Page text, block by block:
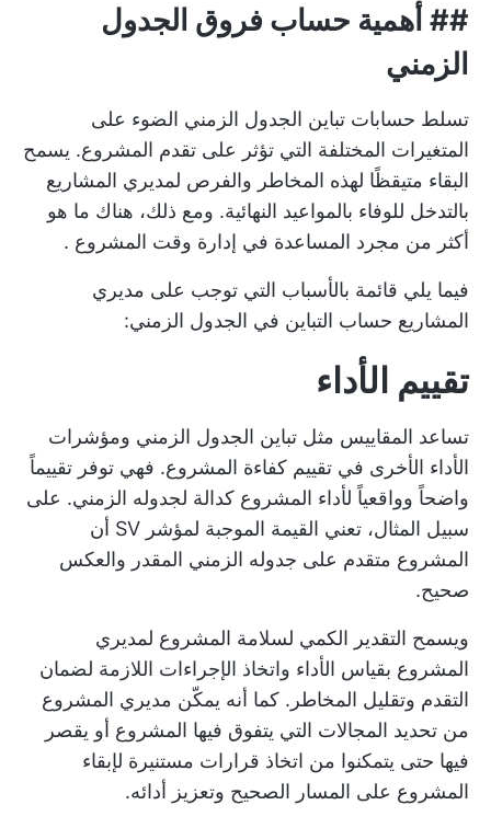
## أهمية حساب فروق الجدول
الزمني
تسلط حسابات تباين الجدول الزمني الضوء على
المتغيرات المختلفة التي تؤثر على تقدم المشروع. يسمح
البقاء متيقظًا لهذه المخاطر والفرص لمديري المشاريع
بالتدخل للوفاء بالمواعيد النهائية. ومع ذلك، هناك ما هو
أكثر من مجرد المساعدة في إدارة وقت المشروع .
فيما يلي قائمة بالأسباب التي توجب على مديري
المشاريع حساب التباين في الجدول الزمني:
تقييم الأداء
تساعد المقاييس مثل تباين الجدول الزمني ومؤشرات
الأداء الأخرى في تقييم كفاءة المشروع. فهي توفر تقييماً
واضحاً وواقعياً لأداء المشروع كدالة لجدوله الزمني. على
سبيل المثال، تعني القيمة الموجبة لمؤشر SV أن
المشروع متقدم على جدوله الزمني المقدر والعكس
صحيح.
ويسمح التقدير الكمي لسلامة المشروع لمديري
المشروع بقياس الأداء واتخاذ الإجراءات اللازمة لضمان
التقدم وتقليل المخاطر. كما أنه يمكّن مديري المشروع
من تحديد المجالات التي يتفوق فيها المشروع أو يقصر
فيها حتى يتمكنوا من اتخاذ قرارات مستنيرة لإبقاء
المشروع على المسار الصحيح وتعزيز أدائه.